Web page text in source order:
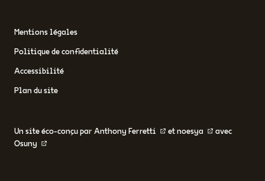
Mentions légales
Politique de confidentialité
Accessibilité
Plan du site
Un site éco-conçu par Anthony Ferretti et noesya
avec
Osuny